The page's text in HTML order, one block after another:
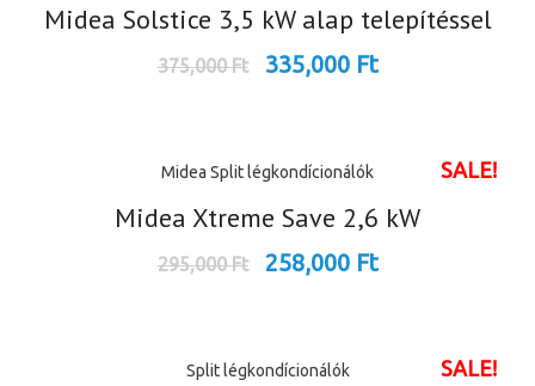
Midea Solstice 3,5 kW alap telepítéssel
375,000Ft 335,000 Ft
SALE!
Midea Split légkondícionálók
Midea Xtreme Save 2,6 kW
295,000Ft 258,000 Ft
SALE!
Split légkondícionálók